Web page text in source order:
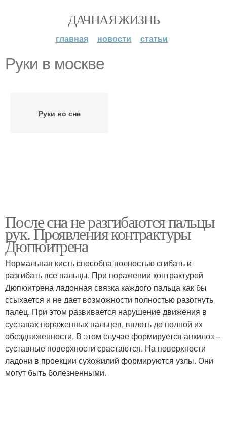
ДАЧНАЯ ЖИЗНЬ
главная новости статьи
Руки в москве
Руки во сне
После сна не разгибаются пальцы
рук. Проявления контрактуры
Дюпюитрена
Нормальная кисть способна полностью сгибать и
разгибать все пальцы. При поражении контрактурой
Дюпюитрена ладонная связка каждого пальца как бы
ссыхается и не дает возможности полностью разогнуть
палец. При этом развивается нарушение движения в
суставах пораженных пальцев, вплоть до полной их
обездвиженности. В этом случае формируется анкилоз –
суставные поверхности срастаются. На поверхности
ладони в проекции сухожилий формируются узлы. Они
могут быть болезненными.